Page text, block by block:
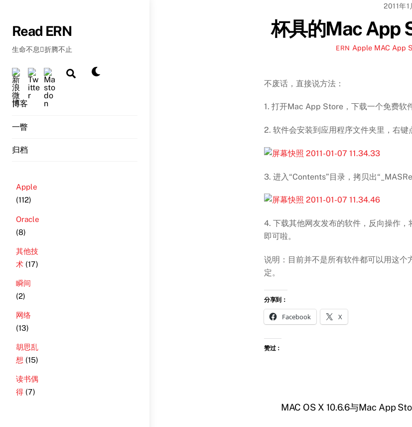
contentRead ERN
生命不息折腾不止
Search
博客
一瞥
归档
Apple
(112)
Oracle
(8)
其他技
术 (17)
瞬间
(2)
网络
(13)
胡思乱
想 (15)
读书偶
得 (7)
2011年1
杯具的Mac App
ERN Apple MAC App
不废话，直接说方法：
1. 打开Mac App Store，下载一个免费软
2. 软件会安装到应用程序文件夹里，右键
3. 进入“Contents”目录，拷贝出
4. 下载其他网友发布的软件，反向操作
即可啦。
说明：目前并不是所有软件都可以用这
定。
分享到：
Facebook X
赞过：
MAC OS X 10.6.6与Mac App